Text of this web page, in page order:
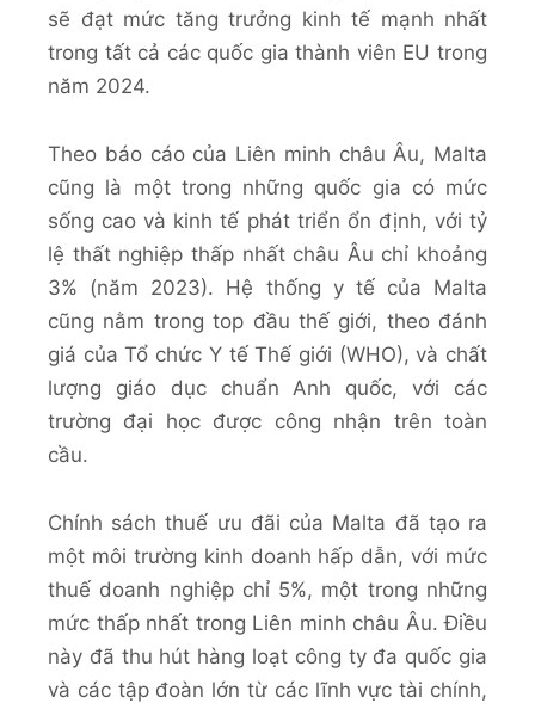
sẽ đạt mức tăng trưởng kinh tế mạnh nhất
trong tất cả các quốc gia thành viên EU trong
năm 2024.
Theo báo cáo của Liên minh châu Âu, Malta
cũng là một trong những quốc gia có mức
sống cao và kinh tế phát triển ổn định, với tỷ
lệ thất nghiệp thấp nhất châu Âu chỉ khoảng
3% (năm 2023). Hệ thống y tế của Malta
cũng nằm trong top đầu thế giới, theo đánh
giá của Tổ chức Y tế Thế giới (WHO), và chất
lượng giáo dục chuẩn Anh quốc, với các
trường đại học được công nhận trên toàn
cầu.
Chính sách thuế ưu đãi của Malta đã tạo ra
một môi trường kinh doanh hấp dẫn, với mức
thuế doanh nghiệp chỉ 5%, một trong những
mức thấp nhất trong Liên minh châu Âu. Điều
này đã thu hút hàng loạt công ty đa quốc gia
và các tập đoàn lớn từ các lĩnh vực tài chính,